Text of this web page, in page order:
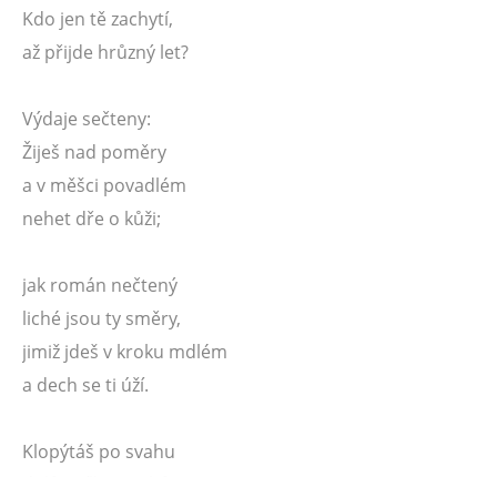
Kdo jen tě zachytí,
až přijde hrůzný let?
Výdaje sečteny:
Žiješ nad poměry
a v měšci povadlém
nehet dře o kůži;
jak román nečtený
liché jsou ty směry,
jimiž jdeš v kroku mdlém
a dech se ti úží.
Klopýtáš po svahu